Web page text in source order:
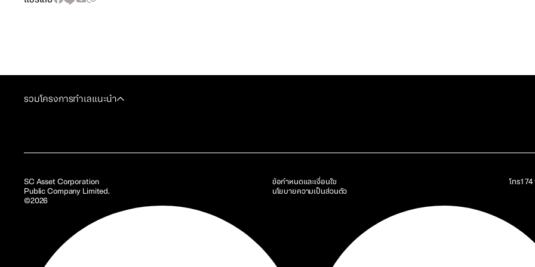
รวมโครงการทำเลแนะนำ
SC Asset Corporation
Public Company Limited.
©2026
ข้อกำหนดและเงื่อนไข
นโยบายความเป็นส่วนตัว
โทร